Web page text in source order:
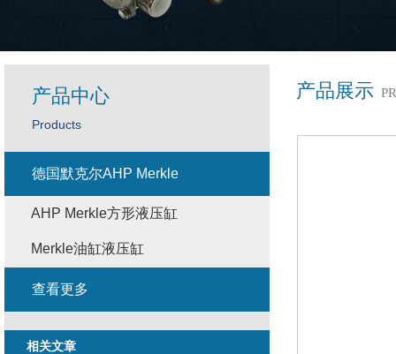
产品展示
产品中心
Products
德国默克尔AHP Merkle
AHP Merkle方形液压缸
Merkle油缸液压缸
查看更多
相关文章